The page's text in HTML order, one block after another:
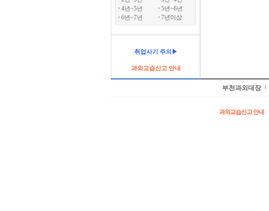
4년~5년
5년~6년
6년~7년
7년이상
취업사기 주의▶
과외교습신고 안내
부천과외대장
과외교습신고 안내